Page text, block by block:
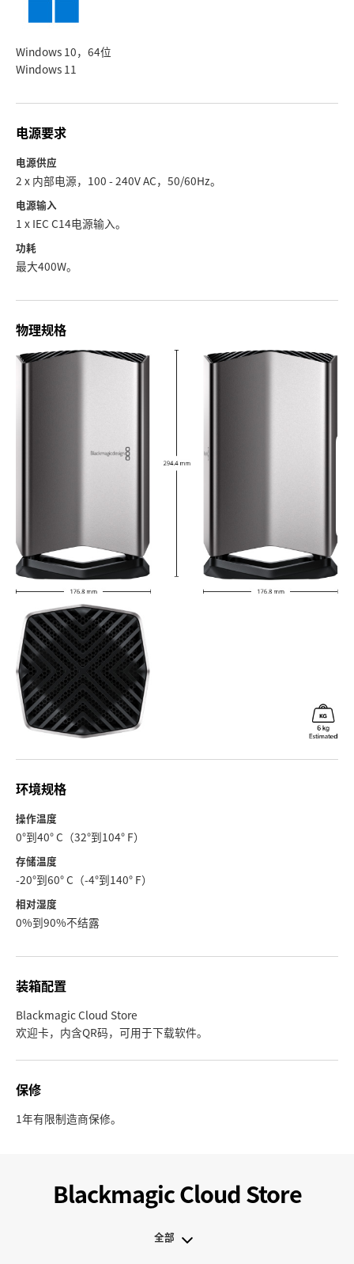
Windows 10，64位
Windows 11
电源要求
电源供应
2 x 内部电源，100 - 240V AC，50/60Hz。
电源输入
1 x IEC C14电源输入。
功耗
最大400W。
物理规格
环境规格
操作温度
0°到40° C（32°到104° F）
存储温度
-20°到60° C（-4°到140° F）
相对湿度
0%到90%不结露
装箱配置
Blackmagic Cloud Store
欢迎卡，内含QR码，可用于下载软件。
保修
1年有限制造商保修。
Blackmagic Cloud Store
全部